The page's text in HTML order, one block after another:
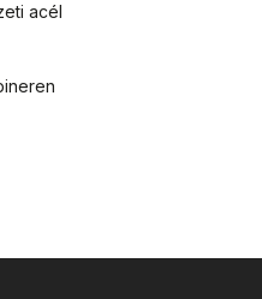
acél